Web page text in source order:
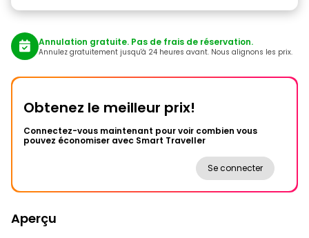
Annulation gratuite. Pas de frais de réservation.
Annulez gratuitement jusqu'à 24 heures avant. Nous alignons les prix.
Obtenez le meilleur prix!
Connectez-vous maintenant pour voir combien vous
pouvez économiser avec Smart Traveller
Se connecter
Aperçu